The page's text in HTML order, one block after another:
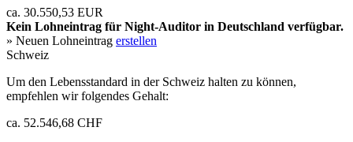
ca. 30.550,53 EUR
Kein Lohneintrag für Night-Auditor in Deutschland verfügbar.
» Neuen Lohneintrag erstellen
Schweiz
Um den Lebensstandard in der Schweiz halten zu können,
empfehlen wir folgendes Gehalt:
ca. 52.546,68 CHF